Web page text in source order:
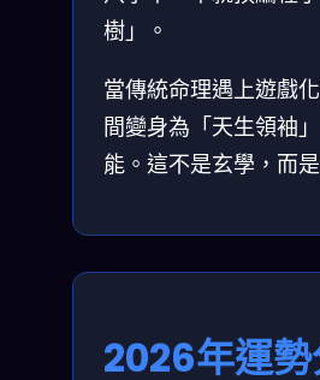
樹」。
當傳統命理遇上遊戲
間變身為「天生領袖
能。這不是玄學，而
2026年運